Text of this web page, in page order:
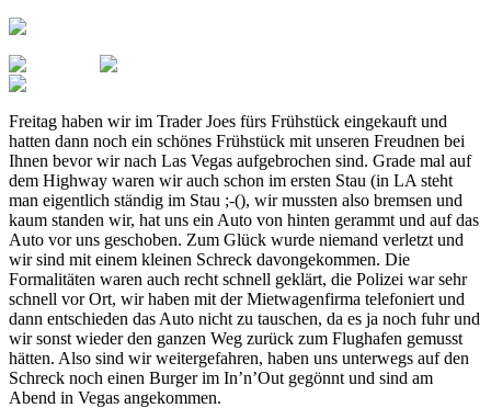
Freitag haben wir im Trader Joes fürs Frühstück eingekauft und
hatten dann noch ein schönes Frühstück mit unseren Freudnen bei
Ihnen bevor wir nach Las Vegas aufgebrochen sind. Grade mal auf
dem Highway waren wir auch schon im ersten Stau (in LA steht
man eigentlich ständig im Stau ;-(), wir mussten also bremsen und
kaum standen wir, hat uns ein Auto von hinten gerammt und auf das
Auto vor uns geschoben. Zum Glück wurde niemand verletzt und
wir sind mit einem kleinen Schreck davongekommen. Die
Formalitäten waren auch recht schnell geklärt, die Polizei war sehr
schnell vor Ort, wir haben mit der Mietwagenfirma telefoniert und
dann entschieden das Auto nicht zu tauschen, da es ja noch fuhr und
wir sonst wieder den ganzen Weg zurück zum Flughafen gemusst
hätten. Also sind wir weitergefahren, haben uns unterwegs auf den
Schreck noch einen Burger im In’n’Out gegönnt und sind am
Abend in Vegas angekommen.